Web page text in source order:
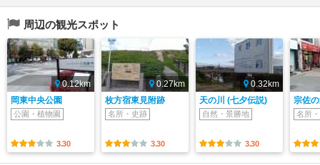
周辺の観光スポット
0.12km
岡東中央公園
公園・植物園
3.30
0.27km
枚方宿東見附跡
名所・史跡
3.30
0.32km
天の川 (七夕伝説)
自然・景勝地
3.30
宗佐
名所